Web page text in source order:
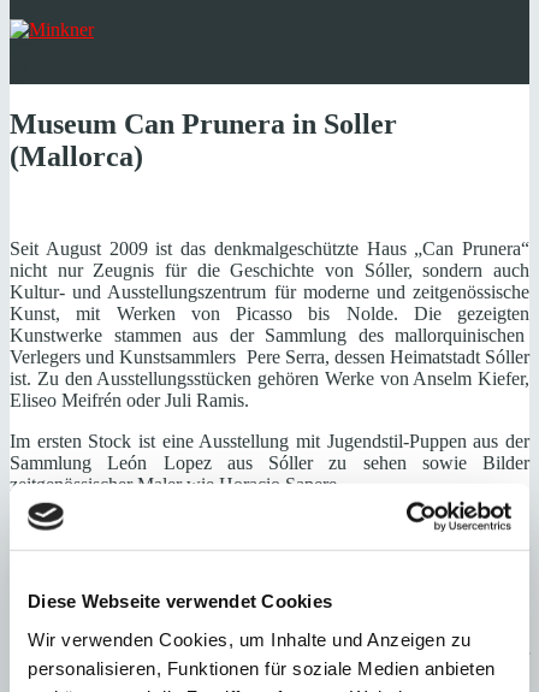
Diese Webseite verwendet Cookies
Wir verwenden Cookies, um Inhalte und Anzeigen zu
personalisieren, Funktionen für soziale Medien anbieten
Museum Can Prunera in Soller
(Mallorca)
Seit August 2009 ist das denkmalgeschützte Haus „Can Prunera“
nicht nur Zeugnis für die Geschichte von Sóller, sondern auch
Kultur- und Ausstellungszentrum für moderne und zeitgenössische
Kunst, mit Werken von Picasso bis Nolde. Die gezeigten
Kunstwerke stammen aus der Sammlung des mallorquinischen
Verlegers und Kunstsammlers Pere Serra, dessen Heimatstadt Sóller
ist. Zu den Ausstellungsstücken gehören Werke von Anselm Kiefer,
Eliseo Meifrén oder Juli Ramis.
Im ersten Stock ist eine Ausstellung mit Jugendstil-Puppen aus der
Sammlung León Lopez aus Sóller zu sehen sowie Bilder
zeitgenössischer Maler wie Horacio Sapere.
Das Kernstück der Ausstellung ist im dritten Stock: Vom Jugendstil
bis zum 21. Jahrhundert. 101 Zeitgenössische Künstler. Hier sind –
Miró, Munch, Nolde, Juan Gris, Utrillo, Schiele, Magritte, Leger,
Penck, Dubuffet, Vostell, Rebecca Horn, Ritch Miller, María
Carbonero, Pep Sirvent, Maraver, Matta, Oppenheim und viele
andere. Der Raum mit dem schönen Deckengebälk wird von einer
großen Keramik von Santiago Calatrava dominiert.